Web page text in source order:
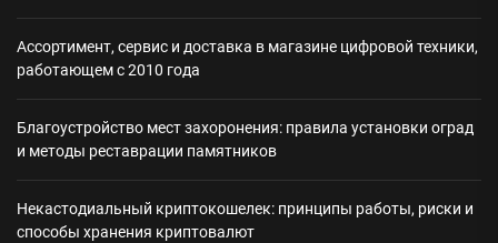
Ассортимент, сервис и доставка в магазине цифровой техники,
работающем с 2010 года
Благоустройство мест захоронения: правила установки оград
и методы реставрации памятников
Некастодиальный криптокошелек: принципы работы, риски и
способы хранения криптовалют